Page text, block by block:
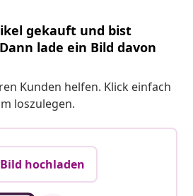
gekauft und bist
lade ein Bild davon
Kunden helfen. Klick einfach
loszulegen.
Bild hochladen